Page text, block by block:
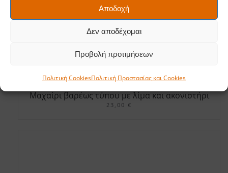
Αποδοχή
Δεν αποδέχομαι
Προβολή προτιμήσεων
Πολιτική CookiesΠολιτική Προστασίας και Cookies
Μαχαίρι βαρέως τύπου με λίμα και ακονιστήρι
23,00 €